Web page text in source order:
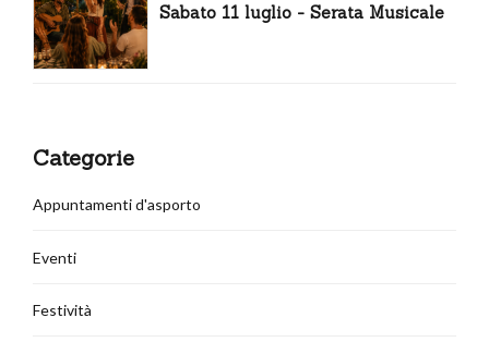
Sabato 11 luglio - Serata Musicale
Categorie
Appuntamenti d'asporto
Eventi
Festività